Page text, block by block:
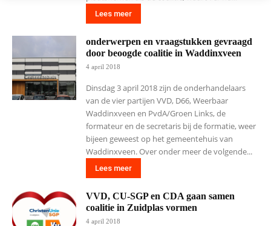
Lees meer
onderwerpen en vraagstukken gevraagd
door beoogde coalitie in Waddinxveen
4 april 2018
Dinsdag 3 april 2018 zijn de onderhandelaars
van de vier partijen VVD, D66, Weerbaar
Waddinxveen en PvdA/Groen Links, de
formateur en de secretaris bij de formatie, weer
bijeen geweest op het gemeentehuis van
Waddinxveen. Over onder meer de volgende...
Lees meer
VVD, CU-SGP en CDA gaan samen
coalitie in Zuidplas vormen
4 april 2018